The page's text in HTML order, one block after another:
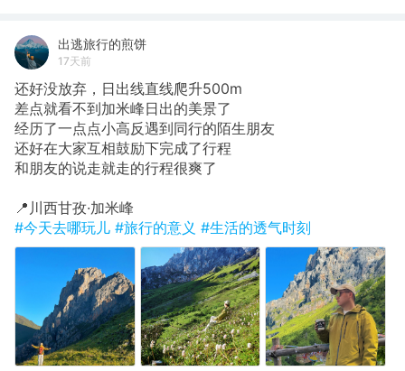
出逃旅行的煎饼
17天前
还好没放弃，日出线直线爬升500m
​差点就看不到加米峰日出的美景了
经历了一点点小高反遇到同行的陌生朋友
还好在大家互相鼓励下完成了行程
和朋友的说走就走的行程很爽了
​📍川西甘孜·加米峰
#今天去哪玩儿 #旅行的意义 #生活的透气时刻